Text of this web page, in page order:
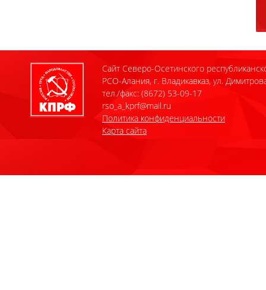
Сайт Северо-Осетинского
РСО-Алания, г. Владикавказ, ул.
тел./факс: (8672) 53-09-17
rso_a_kprf@mail.ru
Политика конфиденциальности
Карта сайта